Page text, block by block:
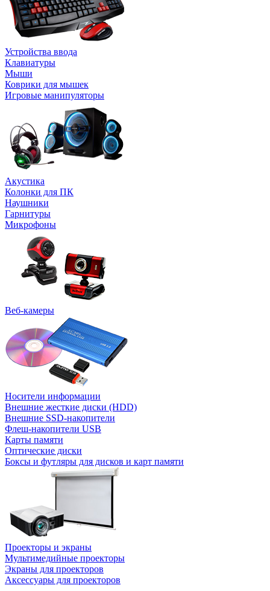
Устройства ввода
Клавиатуры
Мыши
Коврики для мышек
Игровые манипуляторы
Акустика
Колонки для ПК
Наушники
Гарнитуры
Микрофоны
Веб-камеры
Носители информации
Внешние жесткие диски (HDD)
Внешние SSD-накопители
Флеш-накопители USB
Карты памяти
Оптические диски
Боксы и футляры для дисков и карт памяти
Проекторы и экраны
Мультимедийные проекторы
Экраны для проекторов
Аксессуары для проекторов